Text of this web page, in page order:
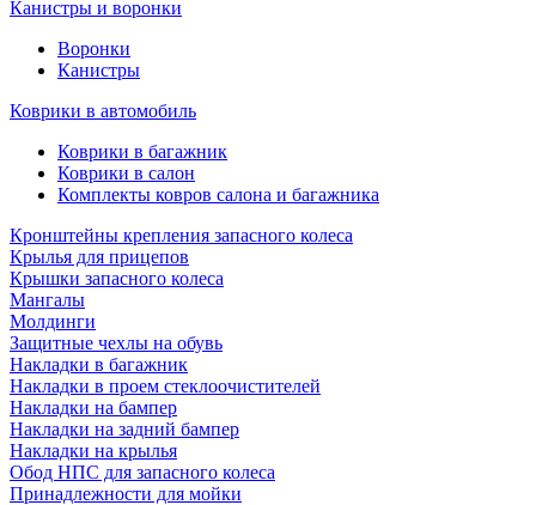
Канистры и воронки
Воронки
Канистры
Коврики в автомобиль
Коврики в багажник
Коврики в салон
Комплекты ковров салона и багажника
Кронштейны крепления запасного колеса
Крылья для прицепов
Крышки запасного колеса
Мангалы
Молдинги
Защитные чехлы на обувь
Накладки в багажник
Накладки в проем стеклоочистителей
Накладки на бампер
Накладки на задний бампер
Накладки на крылья
Обод НПС для запасного колеса
Принадлежности для мойки